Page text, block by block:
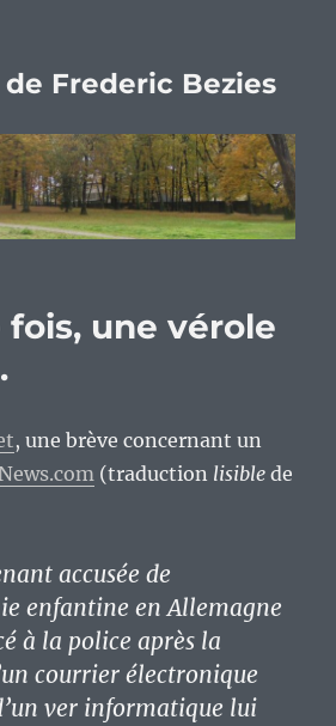
Frederic Bezies
fois, une vérole
, une brève concernant un
News.com (traduction lisible de
accusée de
enfantine en Allemagne
à la police après la
courrier électronique
ver informatique lui